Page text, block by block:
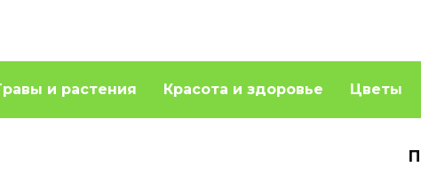
и растения Красота и здоровье Цветы